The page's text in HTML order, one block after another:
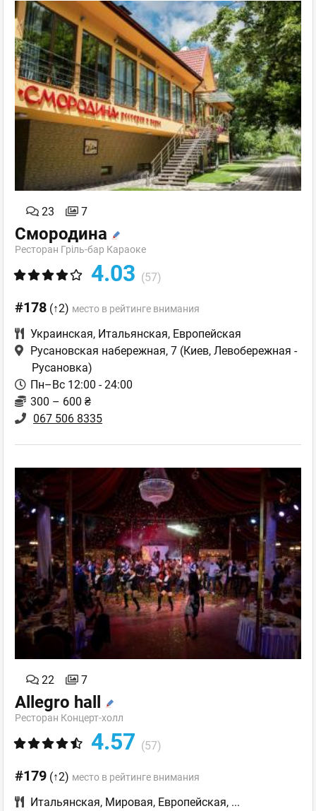
23 7
Смородина
Ресторан Гріль-бар Караоке
4.03 (57)
#178 (↑2) место в рейтинге внимания
Украинская, Итальянская, Европейская
Русановская набережная, 7 (Киев, Левобережная -
Русановка)
Пн–Вс 12:00 - 24:00
300 – 600 ₴
067 506 8335
22 7
Allegro hall
Ресторан Концерт-холл
4.57 (57)
#179 (↑2) место в рейтинге внимания
Итальянская, Мировая, Европейская, ...